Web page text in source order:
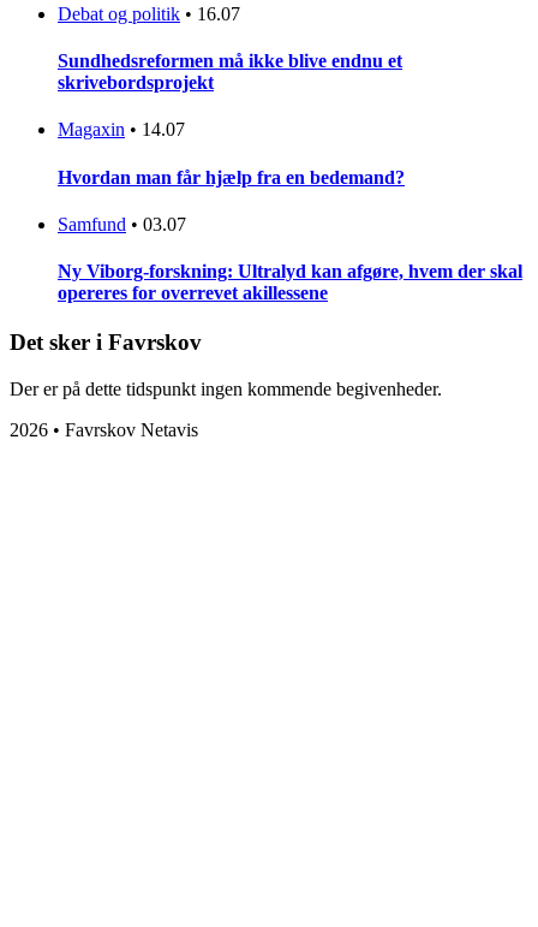
Debat og politik • 16.07
Sundhedsreformen må ikke blive endnu et
skrivebordsprojekt
Magaxin • 14.07
Hvordan man får hjælp fra en bedemand?
Samfund • 03.07
Ny Viborg-forskning: Ultralyd kan afgøre, hvem der skal
opereres for overrevet akillessene
Det sker i Favrskov
Der er på dette tidspunkt ingen kommende begivenheder.
2026 • Favrskov Netavis